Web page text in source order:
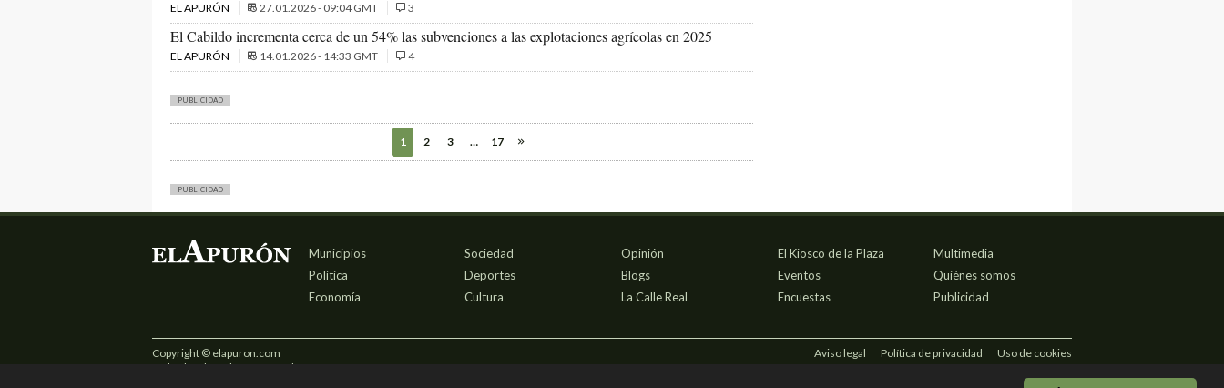
EL APURÓN 27.01.2026 - 09:04 GMT 3
El Cabildo incrementa cerca de un 54% las subvenciones a las explotaciones agrícolas en 2025
EL APURÓN 14.01.2026 - 14:33 GMT 4
PUBLICIDAD
1 2 3 … 17
PUBLICIDAD
Municipios
Política
Economía
Sociedad
Deportes
Cultura
Opinión
Blogs
La Calle Real
El Kiosco de la Plaza
Eventos
Encuestas
Multimedia
Quiénes somos
Publicidad
Copyright © elapuron.com
Todos los derechos reservados
Aviso legal Política de privacidad Uso de cookies